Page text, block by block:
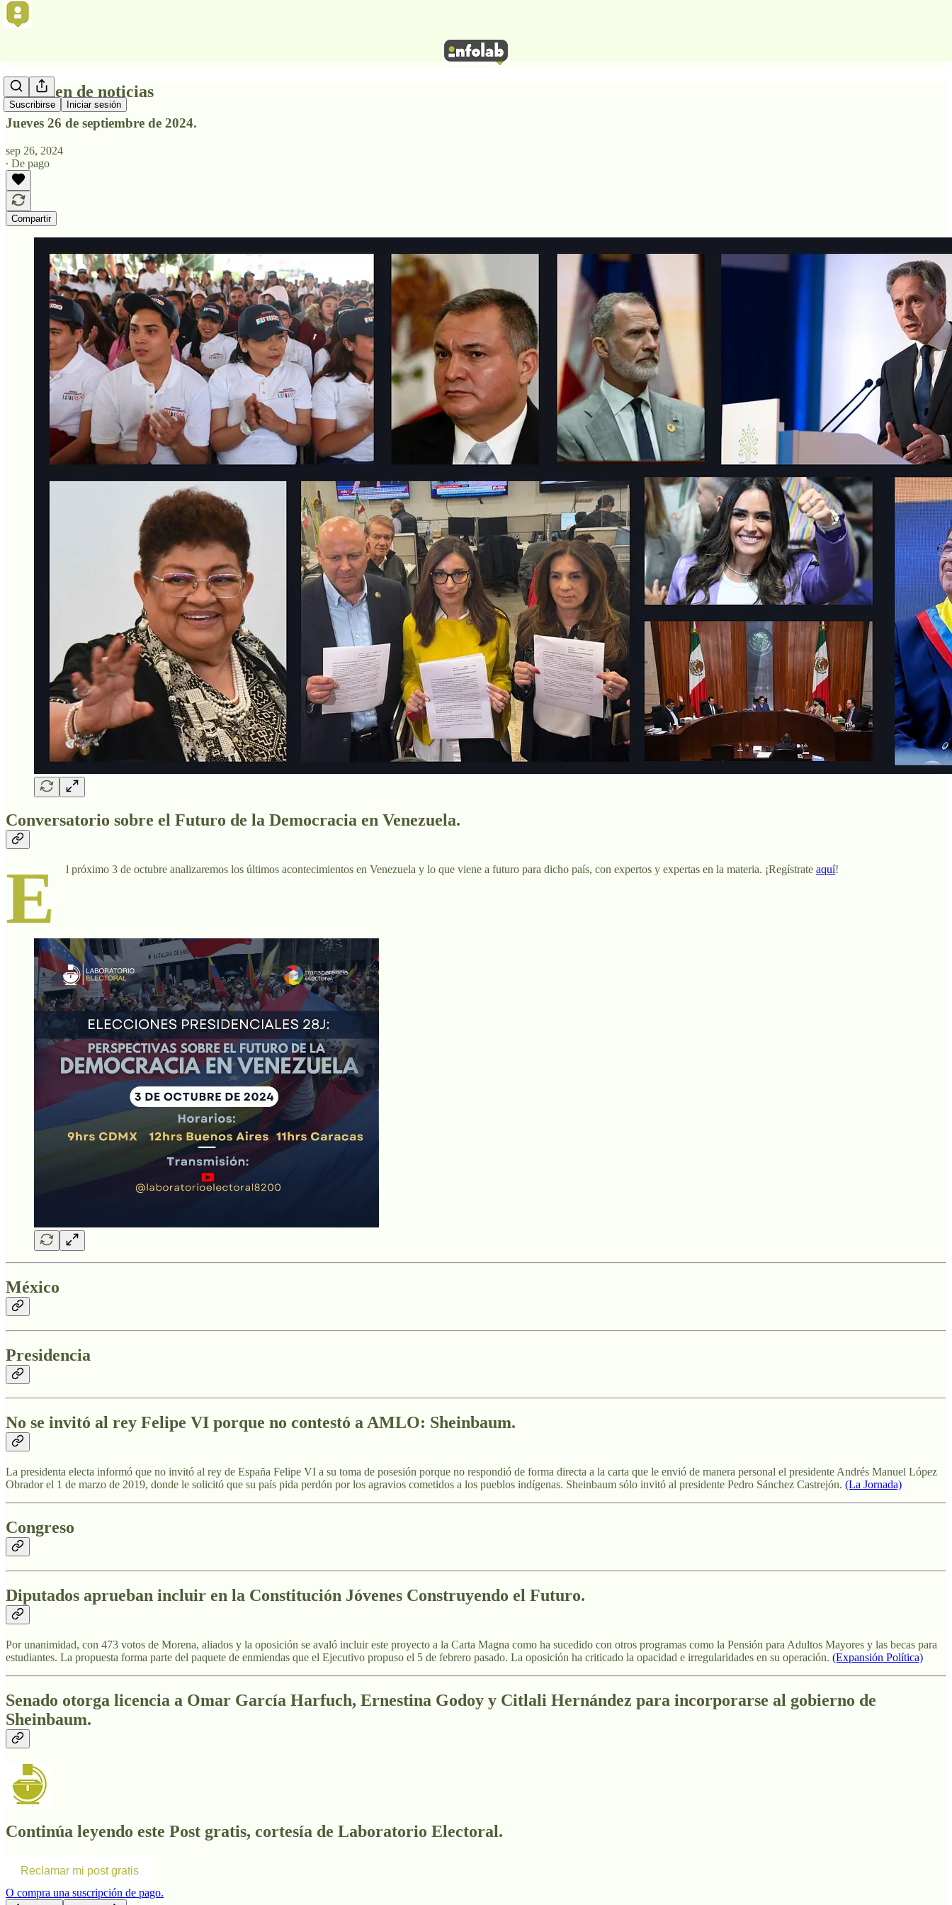
Suscribirse Iniciar sesión
Resumen de noticias
Jueves 26 de septiembre de 2024.
sep 26, 2024
∙ De pago
Compartir
Conversatorio sobre el Futuro de la Democracia en Venezuela.
E l próximo 3 de octubre analizaremos los últimos acontecimientos en Venezuela y lo que viene a futuro para dicho país, con expertos y expertas en la materia. ¡Regístrate aquí!
México
Presidencia
No se invitó al rey Felipe VI porque no contestó a AMLO: Sheinbaum.
La presidenta electa informó que no invitó al rey de España Felipe VI a su toma de posesión porque no respondió de forma directa a la carta que le envió de manera personal el presidente Andrés Manuel López
Obrador el 1 de marzo de 2019, donde le solicitó que su país pida perdón por los agravios cometidos a los pueblos indígenas. Sheinbaum sólo invitó al presidente Pedro Sánchez Castrejón. (La Jornada)
Congreso
Diputados aprueban incluir en la Constitución Jóvenes Construyendo el Futuro.
Por unanimidad, con 473 votos de Morena, aliados y la oposición se avaló incluir este proyecto a la Carta Magna como ha sucedido con otros programas como la Pensión para Adultos Mayores y las becas para
estudiantes. La propuesta forma parte del paquete de enmiendas que el Ejecutivo propuso el 5 de febrero pasado. La oposición ha criticado la opacidad e irregularidades en su operación. (Expansión Política)
Senado otorga licencia a Omar García Harfuch, Ernestina Godoy y Citlali Hernández para incorporarse al gobierno de
Sheinbaum.
Continúa leyendo este Post gratis, cortesía de Laboratorio Electoral.
Reclamar mi post gratis
O compra una suscripción de pago.